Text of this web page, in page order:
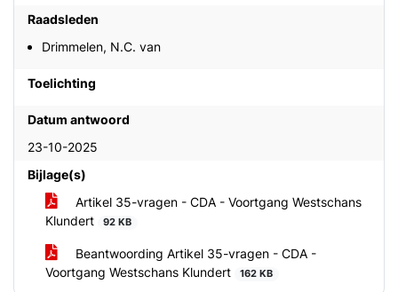
Raadsleden
Drimmelen, N.C. van
Toelichting
Datum antwoord
23-10-2025
Bijlage(s)
Artikel 35-vragen - CDA - Voortgang Westschans
Klundert
92 KB
Beantwoording Artikel 35-vragen - CDA -
Voortgang Westschans Klundert
162 KB